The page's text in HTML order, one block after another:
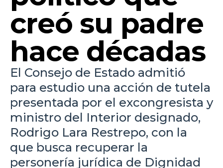
creó su padre
hace décadas
El Consejo de Estado admitió
para estudio una acción de tutela
presentada por el excongresista y
ministro del Interior designado,
Rodrigo Lara Restrepo, con la
que busca recuperar la
personería jurídica de Dignidad